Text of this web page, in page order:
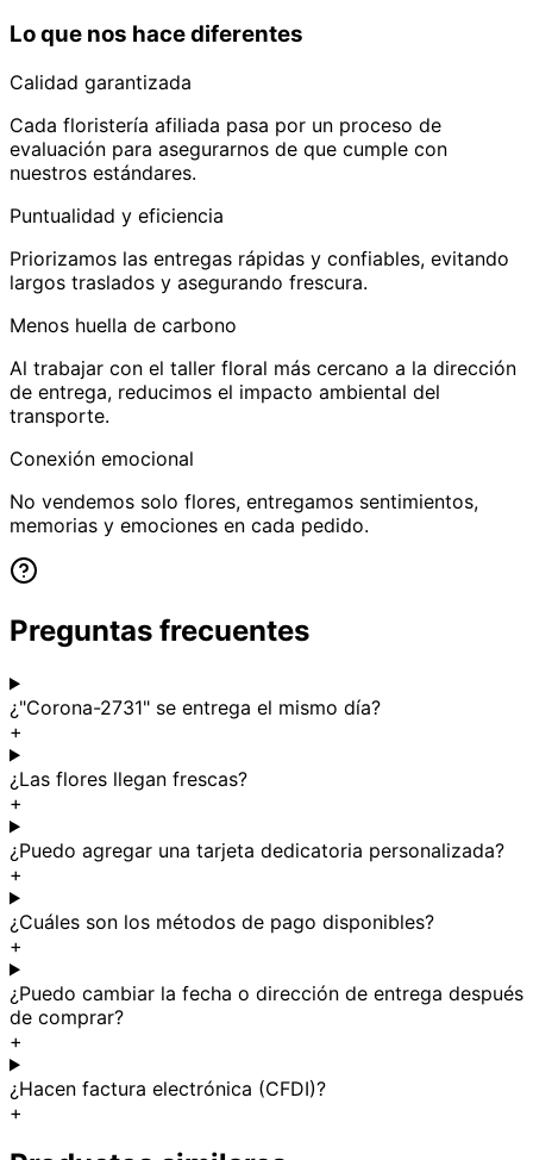
Lo que nos hace diferentes
Calidad garantizada
Cada floristería afiliada pasa por un proceso de
evaluación para asegurarnos de que cumple con
nuestros estándares.
Puntualidad y eficiencia
Priorizamos las entregas rápidas y confiables, evitando
largos traslados y asegurando frescura.
Menos huella de carbono
Al trabajar con el taller floral más cercano a la dirección
de entrega, reducimos el impacto ambiental del
transporte.
Conexión emocional
No vendemos solo flores, entregamos sentimientos,
memorias y emociones en cada pedido.
Preguntas frecuentes
¿"Corona-2731" se entrega el mismo día?
+
¿Las flores llegan frescas?
+
¿Puedo agregar una tarjeta dedicatoria personalizada?
+
¿Cuáles son los métodos de pago disponibles?
+
¿Puedo cambiar la fecha o dirección de entrega después
de comprar?
+
¿Hacen factura electrónica (CFDI)?
+